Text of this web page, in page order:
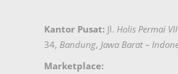
Kantor Pusat: Jl. Holis Permai VII
34, Bandung, Jawa Barat –
Marketplace: